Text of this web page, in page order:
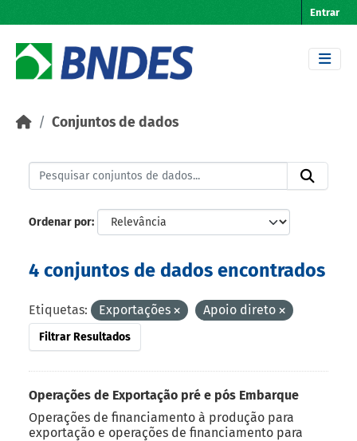
Entrar
Conjuntos de dados
Ordenar por
4 conjuntos de dados encontrados
Etiquetas: Exportações Apoio direto
Filtrar Resultados
Operações de Exportação pré e pós Embarque
Operações de financiamento à produção para
exportação e operações de financiamento para